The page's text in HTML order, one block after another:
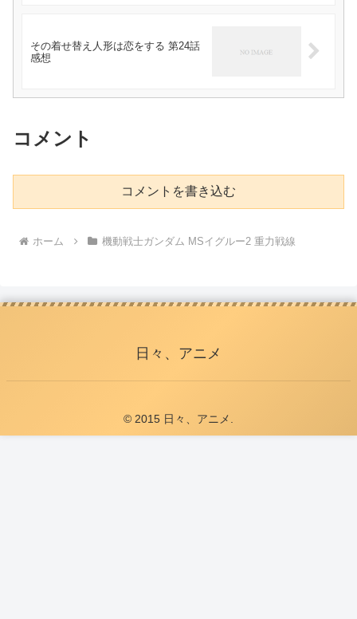
その着せ替え人形は恋をする 第24話
感想
コメント
コメントを書き込む
ホーム 機動戦士ガンダム MSイグルー2 重力戦線
日々、アニメ
© 2015 日々、アニメ.